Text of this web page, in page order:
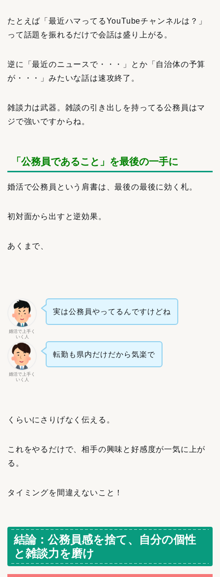
たとえば「最近ハマってるYouTubeチャンネルは？」
って話題を振れるだけで会話は盛り上がる。
逆に「最近のニュースで・・・」とか「自治体の予算
が・・・」みたいな話は速攻終了。
雑談力は武器。雑談の引き出しを持ってる公務員はマ
ジで強いですからね。
「公務員であること」を最後の一手に
婚活で公務員という肩書は、最後の最後に効く札。
初対面から出すと逆効果。
あくまで、
婚活で上手く
いく人
実は公務員やってるんですけどね
婚活で上手く
いく人
転勤も県内だけだから気楽で
くらいにさりげなく伝える。
これをやるだけで、相手の興味と好感度が一気に上が
る。
タイミングを間違えないこと！
結論：公務員感を捨て、自分の個性
と雑談力を磨け